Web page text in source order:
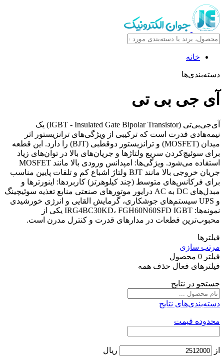
خانه
دسته‌بندی‌ها
آی جی بی تی
آی‌جی‌بی‌تی (IGBT - Insulated Gate Bipolar Transistor) یک
نیمه‌هادی قدرت است که ترکیبی از ویژگی‌های ترانزیستور اثر
میدان (MOSFET) و ترانزیستور دوقطبی (BJT) را دارد. این قطعه
برای سوئیچ‌کردن سریع ولتاژها و جریان‌های بالا در توان‌های زیاد
استفاده می‌شود. ویژگی‌ها: امپدانس ورودی بالا مانند MOSFET
جریان خروجی بالا مانند BJT ولتاژ اشباع کم و تلفات پایین مناسب
برای فرکانس‌های متوسط (چند کیلوهرتز) کاربردها: اینورترها و
مبدل‌های DC به AC درایور موتورهای صنعتی منابع تغذیه سوئیچینگ
و UPS سیستم‌های جوشکاری، گرمایش القایی و انرژی خورشیدی
نمونه‌ها: IRG4BC30KD، FGH60N60SFD IGBT یکی از
محبوب‌ترین قطعات در مدارهای قدرت و کنترل مدرن است.
فیلترها
مرتب سازی
فیلتر 0 محصول
فیلترهای فعال حذف همه
جستجو در نتایج
دسته‌بندی‌های نتایج
محدوده قیمت
از ریال